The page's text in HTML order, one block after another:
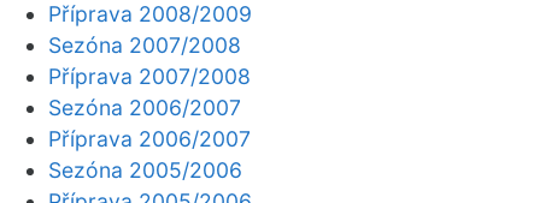
Příprava 2008/2009
Sezóna 2007/2008
Příprava 2007/2008
Sezóna 2006/2007
Příprava 2006/2007
Sezóna 2005/2006